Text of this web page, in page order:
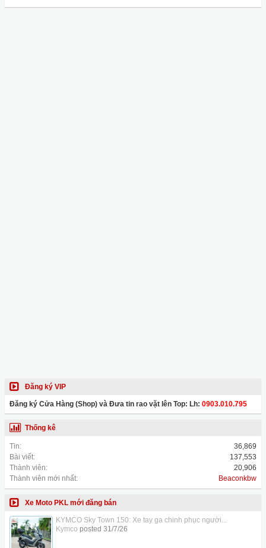
Đăng ký VIP
Đăng ký Cửa Hàng (Shop) và Đưa tin rao vặt lên Top: Lh: 0903.010.795
Thống kê
Tin:
36,869
Bài viết:
137,553
Thành viên:
20,906
Thành viên mới nhất:
Beaconkbw
Xe Moto PKL mới đăng bán
KYMCO Sky Town 150: Xe tay ga chinh phục người...
Kymco posted 31/7/26